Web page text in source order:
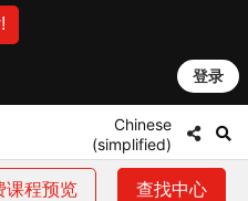
登录
Chinese
(simplified)
课程预览 查找中心